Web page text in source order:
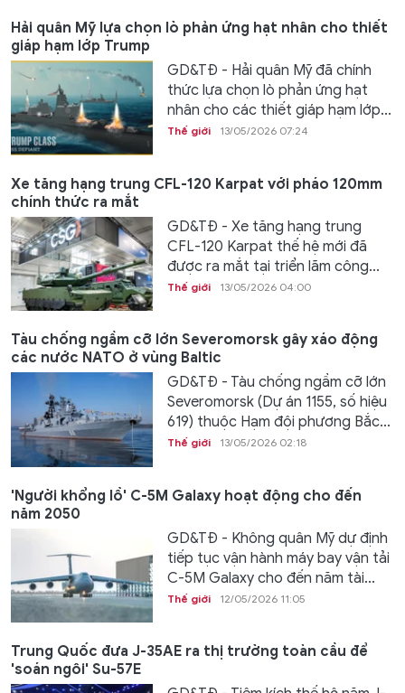
Hải quân Mỹ lựa chọn lò phản ứng hạt nhân cho thiết
giáp hạm lớp Trump
GD&TĐ - Hải quân Mỹ đã chính
thức lựa chọn lò phản ứng hạt
nhân cho các thiết giáp hạm lớp...
Thế giới 13/05/2026 07:24
Xe tăng hạng trung CFL-120 Karpat với pháo 120mm
chính thức ra mắt
GD&TĐ - Xe tăng hạng trung
CFL-120 Karpat thế hệ mới đã
được ra mắt tại triển lãm công...
Thế giới 13/05/2026 04:00
Tàu chống ngầm cỡ lớn Severomorsk gây xáo động
các nước NATO ở vùng Baltic
GD&TĐ - Tàu chống ngầm cỡ lớn
Severomorsk (Dự án 1155, số hiệu
619) thuộc Hạm đội phương Bắc...
Thế giới 13/05/2026 02:18
'Người khổng lồ' C-5M Galaxy hoạt động cho đến
năm 2050
GD&TĐ - Không quân Mỹ dự định
tiếp tục vận hành máy bay vận tải
C-5M Galaxy cho đến năm tài...
Thế giới 12/05/2026 11:05
Trung Quốc đưa J-35AE ra thị trường toàn cầu để
'soán ngôi' Su-57E